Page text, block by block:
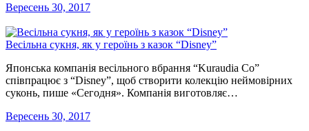
Вересень 30, 2017
Весільна сукня, як у героїнь з казок “Disney”
Японська компанія весільного вбрання “Kuraudia Co”
співпрацює з “Disney”, щоб створити колекцію неймовірних
суконь, пише «Сегодня». Компанія виготовляє…
Вересень 30, 2017